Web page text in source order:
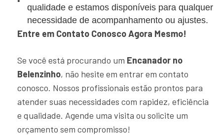
qualidade e estamos disponíveis para qualquer
necessidade de acompanhamento ou ajustes.
Entre em Contato Conosco Agora Mesmo!
Se você está procurando um Encanador no
Belenzinho, não hesite em entrar em contato
conosco. Nossos profissionais estão prontos para
atender suas necessidades com rapidez, eficiência
e qualidade. Agende uma visita ou solicite um
orçamento sem compromisso!